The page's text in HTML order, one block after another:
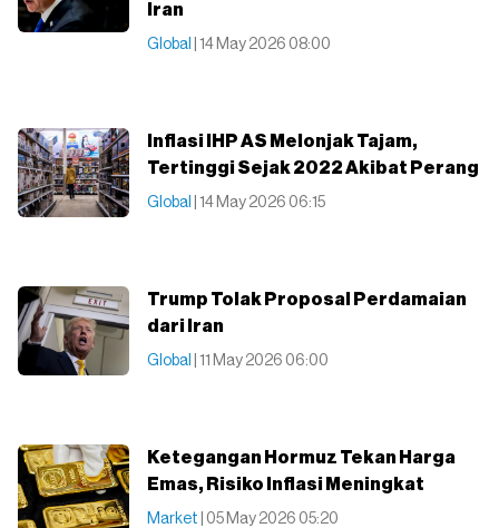
Iran
Global | 14 May 2026 08:00
Inflasi IHP AS Melonjak Tajam,
Tertinggi Sejak 2022 Akibat Perang
Global | 14 May 2026 06:15
Trump Tolak Proposal Perdamaian
dari Iran
Global | 11 May 2026 06:00
Ketegangan Hormuz Tekan Harga
Emas, Risiko Inflasi Meningkat
Market | 05 May 2026 05:20